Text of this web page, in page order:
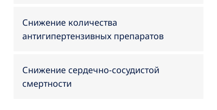
Снижение количества
антигипертензивных препаратов
Снижение сердечно-сосудистой
смертности